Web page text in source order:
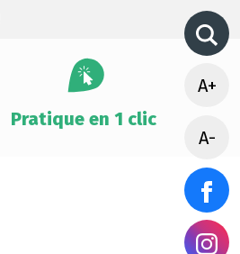
Pratique en 1 clic
A+
A-